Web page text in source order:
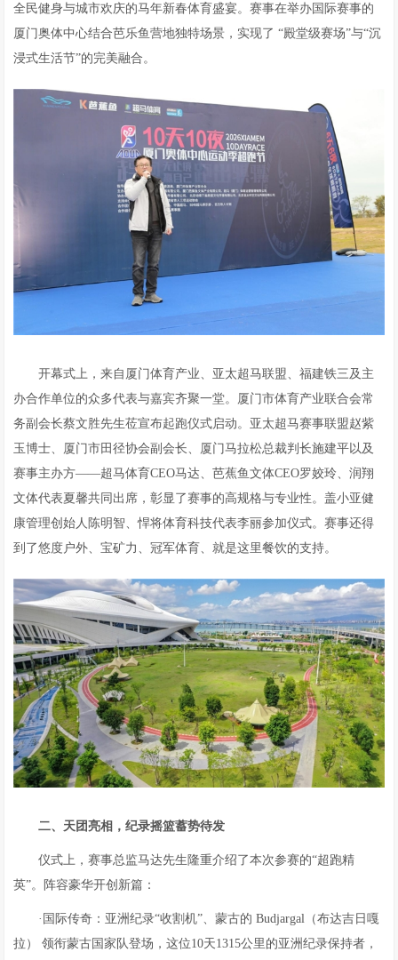
全民健身与城市欢庆的马年新春体育盛宴。赛事在举办国际赛事的
厦门奥体中心结合芭乐鱼营地独特场景，实现了 “殿堂级赛场”与“沉
浸式生活节”的完美融合。
开幕式上，来自厦门体育产业、亚太超马联盟、福建铁三及主
办合作单位的众多代表与嘉宾齐聚一堂。厦门市体育产业联合会常
务副会长蔡文胜先生莅宣布起跑仪式启动。亚太超马赛事联盟赵紫
玉博士、厦门市田径协会副会长、厦门马拉松总裁判长施建平以及
赛事主办方——超马体育CEO马达、芭蕉鱼文体CEO罗姣玲、润翔
文体代表夏馨共同出席，彰显了赛事的高规格与专业性。盖小亚健
康管理创始人陈明智、悍将体育科技代表李丽参加仪式。赛事还得
到了悠度户外、宝矿力、冠军体育、就是这里餐饮的支持。
二、天团亮相，纪录摇篮蓄势待发
仪式上，赛事总监马达先生隆重介绍了本次参赛的“超跑精
英”。阵容豪华开创新篇：
·国际传奇：亚洲纪录“收割机”、蒙古的 Budjargal（布达吉日嘎
拉） 领衔蒙古国家队登场，这位10天1315公里的亚洲纪录保持者，